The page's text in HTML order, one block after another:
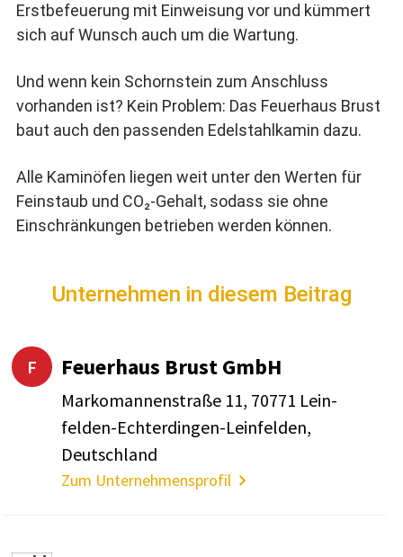
Erstbefeuerung mit Einweisung vor und kümmert
sich auf Wunsch auch um die Wartung.
Und wenn kein Schornstein zum Anschluss
vorhanden ist? Kein Problem: Das Feuerhaus Brust
baut auch den passenden Edelstahlkamin dazu.
Alle Kaminöfen liegen weit unter den Werten für
Feinstaub und CO₂-Gehalt, sodass sie ohne
Einschränkungen betrieben werden können.
Unternehmen in diesem Beitrag
F Feuer­haus Brust GmbH
Marko­man­nen­straße 11, 70771 Lein­
felden-Echter­dingen-Lein­felden,
Deutsch­land
Zum Unternehmensprofil